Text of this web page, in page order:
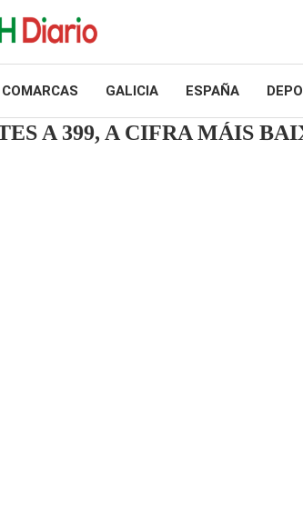
COMARCAS GALICIA ESPAÑA
A 399, A CIFRA MÁIS